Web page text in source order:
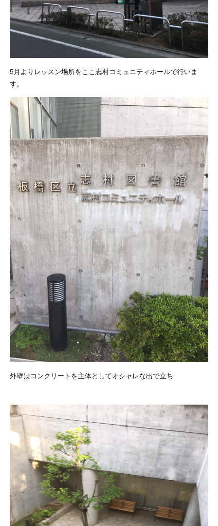
5月よりレッスン場所をここ志村コミュニティホールで行いま
す。
外壁はコンクリートを主体としてオシャレな出で立ち